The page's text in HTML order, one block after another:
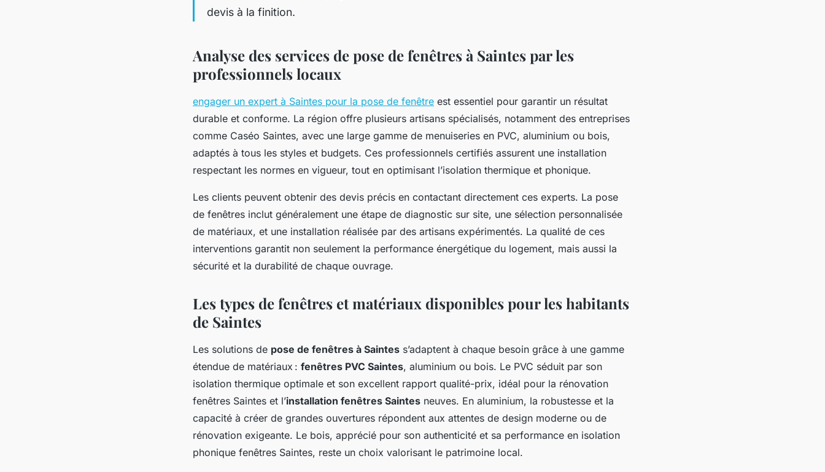
devis à la finition.
Analyse des services de pose de fenêtres à Saintes par les
professionnels locaux
engager un expert à Saintes pour la pose de fenêtre est essentiel pour garantir un résultat
durable et conforme. La région offre plusieurs artisans spécialisés, notamment des entreprises
comme Caséo Saintes, avec une large gamme de menuiseries en PVC, aluminium ou bois,
adaptés à tous les styles et budgets. Ces professionnels certifiés assurent une installation
respectant les normes en vigueur, tout en optimisant l’isolation thermique et phonique.
Les clients peuvent obtenir des devis précis en contactant directement ces experts. La pose
de fenêtres inclut généralement une étape de diagnostic sur site, une sélection personnalisée
de matériaux, et une installation réalisée par des artisans expérimentés. La qualité de ces
interventions garantit non seulement la performance énergétique du logement, mais aussi la
sécurité et la durabilité de chaque ouvrage.
Les types de fenêtres et matériaux disponibles pour les habitants
de Saintes
Les solutions de pose de fenêtres à Saintes s’adaptent à chaque besoin grâce à une gamme
étendue de matériaux : fenêtres PVC Saintes, aluminium ou bois. Le PVC séduit par son
isolation thermique optimale et son excellent rapport qualité-prix, idéal pour la rénovation
fenêtres Saintes et l’installation fenêtres Saintes neuves. En aluminium, la robustesse et la
capacité à créer de grandes ouvertures répondent aux attentes de design moderne ou de
rénovation exigeante. Le bois, apprécié pour son authenticité et sa performance en isolation
phonique fenêtres Saintes, reste un choix valorisant le patrimoine local.